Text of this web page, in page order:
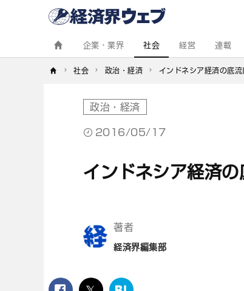
企業・業界 社会 経営 連載
社会 政治・経済 インドネシア経済の底流
政治・経済
2016/05/17
インドネシア経済の
著者
経済界編集部